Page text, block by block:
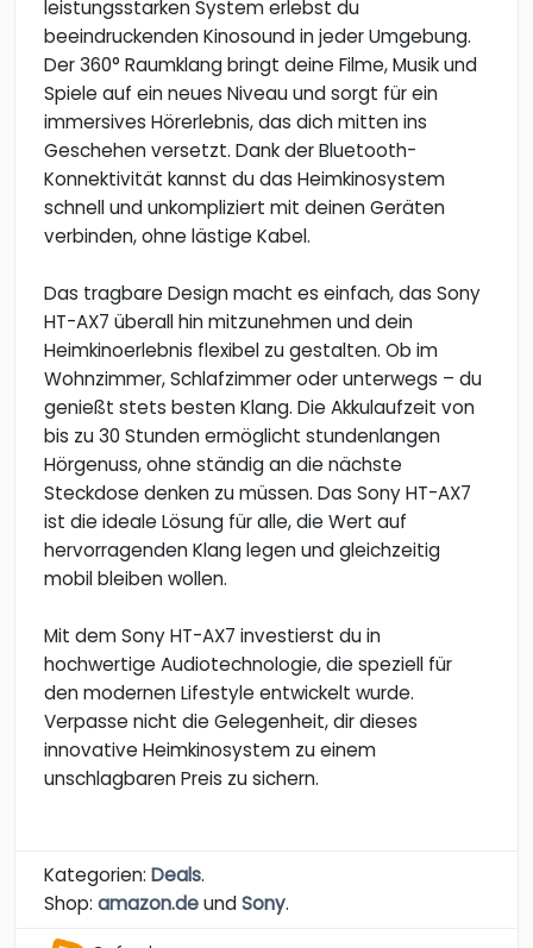
leistungsstarken System erlebst du
beeindruckenden Kinosound in jeder Umgebung.
Der 360° Raumklang bringt deine Filme, Musik und
Spiele auf ein neues Niveau und sorgt für ein
immersives Hörerlebnis, das dich mitten ins
Geschehen versetzt. Dank der Bluetooth-
Konnektivität kannst du das Heimkinosystem
schnell und unkompliziert mit deinen Geräten
verbinden, ohne lästige Kabel.
Das tragbare Design macht es einfach, das Sony
HT-AX7 überall hin mitzunehmen und dein
Heimkinoerlebnis flexibel zu gestalten. Ob im
Wohnzimmer, Schlafzimmer oder unterwegs – du
genießt stets besten Klang. Die Akkulaufzeit von
bis zu 30 Stunden ermöglicht stundenlangen
Hörgenuss, ohne ständig an die nächste
Steckdose denken zu müssen. Das Sony HT-AX7
ist die ideale Lösung für alle, die Wert auf
hervorragenden Klang legen und gleichzeitig
mobil bleiben wollen.
Mit dem Sony HT-AX7 investierst du in
hochwertige Audiotechnologie, die speziell für
den modernen Lifestyle entwickelt wurde.
Verpasse nicht die Gelegenheit, dir dieses
innovative Heimkinosystem zu einem
unschlagbaren Preis zu sichern.
Kategorien: Deals.
Shop: amazon.deundSony.